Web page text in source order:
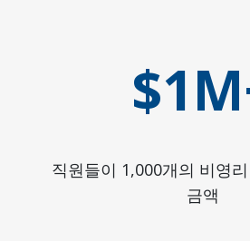
직원들이 1,000개의 비영
금액